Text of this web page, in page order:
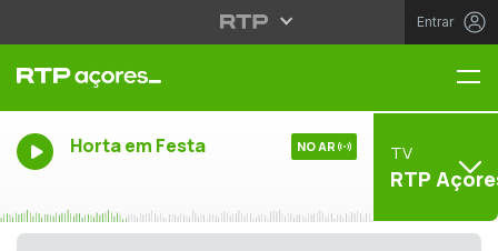
Entrar
Horta em Festa NO AR TV
RTP